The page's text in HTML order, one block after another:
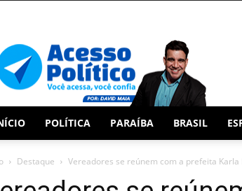
POLÍTICA PARAÍBA BRASIL
Destaque Vereadores se reúnem com a prefeita